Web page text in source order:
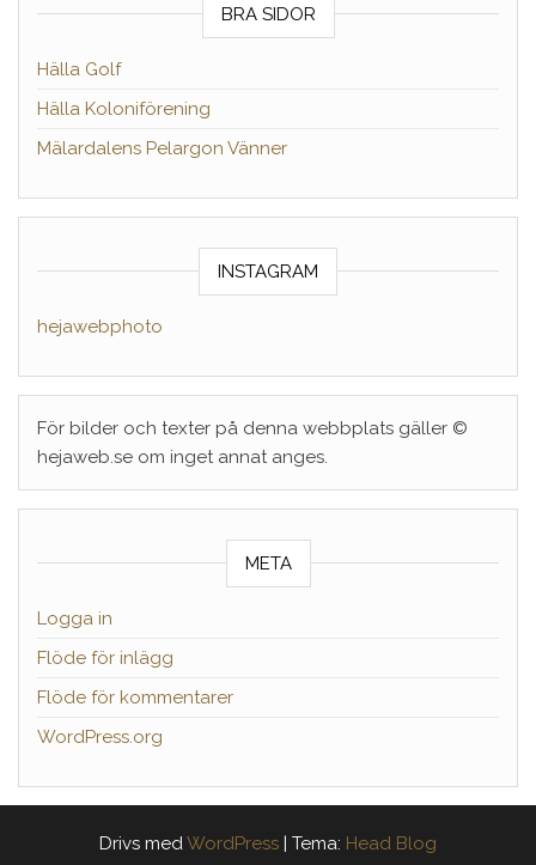
BRA SIDOR
Hälla Golf
Hälla Koloniförening
Mälardalens Pelargon Vänner
INSTAGRAM
hejawebphoto
För bilder och texter på denna webbplats gäller ©
hejaweb.se om inget annat anges.
META
Logga in
Flöde för inlägg
Flöde för kommentarer
WordPress.org
Drivs med WordPress | Tema: Head Blog